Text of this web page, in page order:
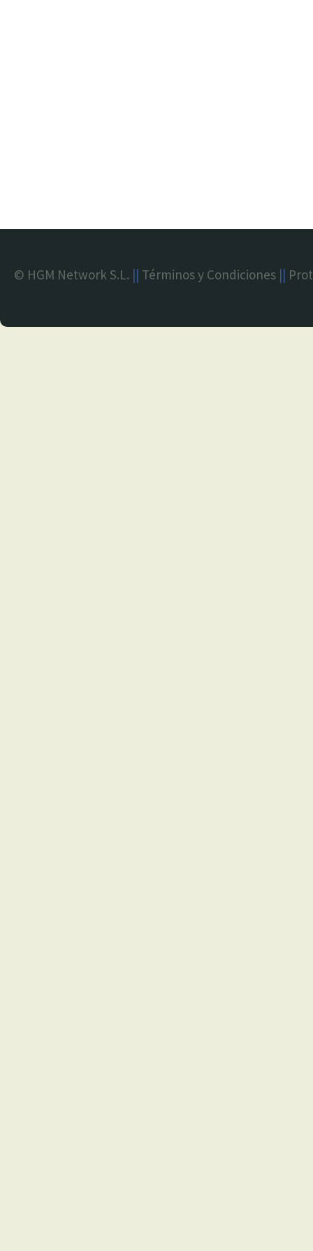
© HGM Network S.L. || Términos y Condiciones ||